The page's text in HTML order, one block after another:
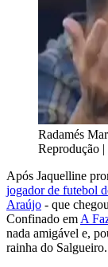
Radamés
Reprodução |
Após Jaquelline
jogador de futebol
Araújo - que
Confinado em A
nada amigável e,
rainha do Salgueiro.